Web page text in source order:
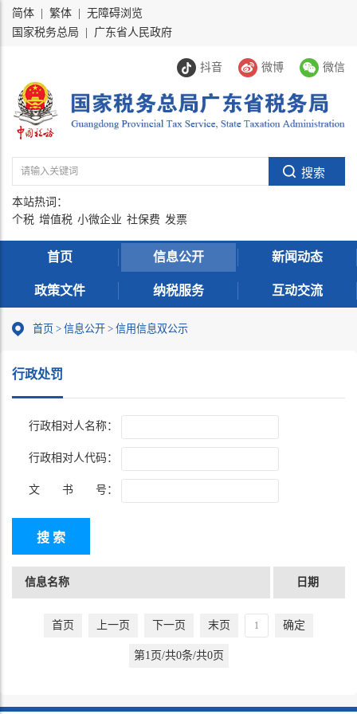
简体 繁体
无障碍浏览
国家税务总局
广东省人民政府
抖音 微博 微信
本站热词：
个税 增值税 小微企业 社保费 发票
首页 信息公开 新闻动态
政策文件 纳税服务 互动交流
首页 > 信息公开 > 信用信息双公示
行政处罚
行政相对人名称：
行政相对人代码：
文 书 号：
信息名称 日期
首页 上一页 下一页 末页 确定
第1页/共0条/共0页